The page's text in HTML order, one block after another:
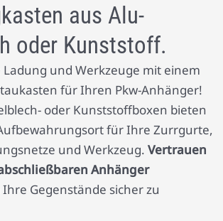
aus Alu-
oder Kunststoff.
Ladung und Werkzeuge mit einem
für Ihren Pkw-Anhänger!
oder Kunststoffboxen bieten
für Ihre Zurrgurte,
und Werkzeug. Vertrauen
Anhänger
Gegenstände sicher zu